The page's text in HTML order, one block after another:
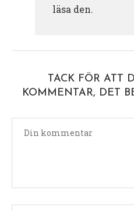
läsa den.
TACK FÖR ATT
KOMMENTAR, DET